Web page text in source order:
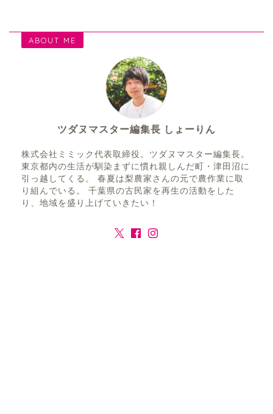
ABOUT ME
ツダヌマスター編集長 しょーりん
株式会社ミミック代表取締役。ツダヌマスター編集長。
東京都内の生活が馴染まずに慣れ親しんだ町・津田沼に
引っ越してくる。 春夏は梨農家さんの元で農作業に取
り組んでいる。 千葉県の古民家を再生の活動をした
り、地域を盛り上げていきたい！